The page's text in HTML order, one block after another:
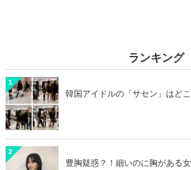
ランキング
1
韓国アイドルの「サセン」はど
2
豊胸疑惑？！細いのに胸がある